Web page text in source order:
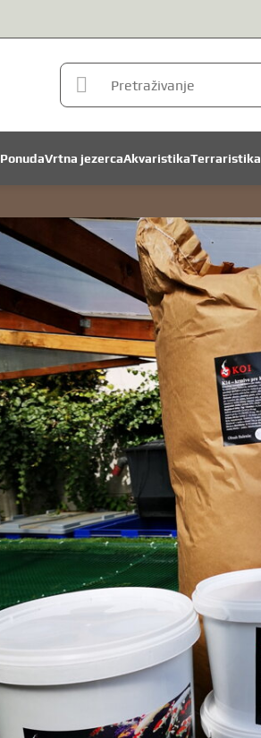
PonudaVrtna jezercaAkvaristikaTerraristika